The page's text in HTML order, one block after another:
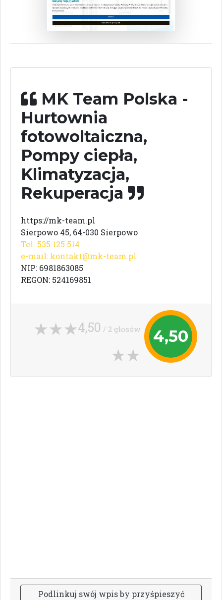
MK Team Polska -
Hurtownia
fotowoltaiczna,
Pompy ciepła,
Klimatyzacja,
Rekuperacja
https://mk-team.pl
Sierpowo 45, 64-030 Sierpowo
Tel. 535 125 514
e-mail: kontakt@mk-team.pl
NIP: 6981863085
REGON: 524169851
4,50
4,50 / 2 głosów
Podlinkuj swój wpisby przyśpieszyć